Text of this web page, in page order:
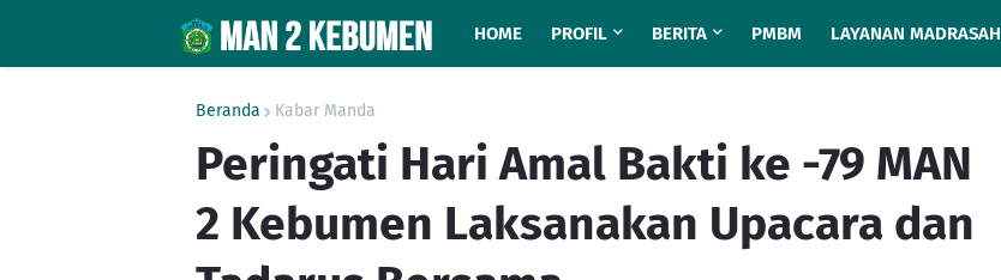
HOME PROFIL BERITA PMBM LAYANAN MADRASAH
Beranda Kabar Manda
Peringati Hari Amal Bakti ke -79 MAN
2 Kebumen Laksanakan Upacara dan